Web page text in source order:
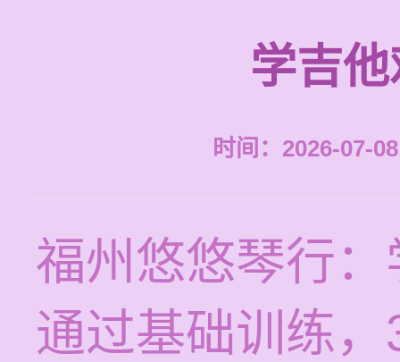
学吉
时间：2026-07-
福州悠悠琴行
通过基础训练